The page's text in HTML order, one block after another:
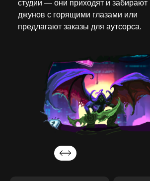
студии — они приходят и забирают
джунов с горящими глазами или
предлагают заказы для аутсорса.